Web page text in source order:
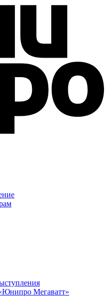
Мегаватт»